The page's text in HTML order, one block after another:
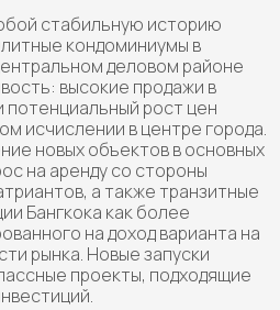
стабильную историю
кондоминиумы в
деловом районе
высокие продажи в
потенциальный рост цен
исчислении в центре города.
новых объектов в основных
на аренду со стороны
а также транзитные
Бангкока как более
на доход варианта на
рынка. Новые запуски
проекты, подходящие